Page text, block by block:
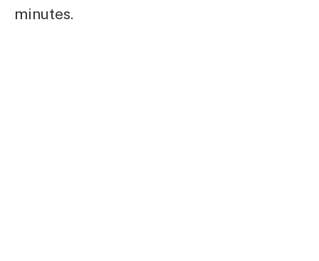
minutes.